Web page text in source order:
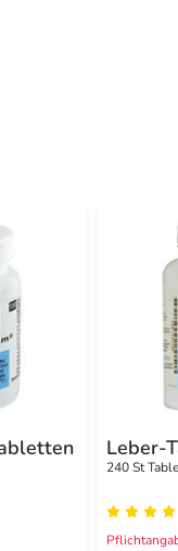
Leber-
240 St